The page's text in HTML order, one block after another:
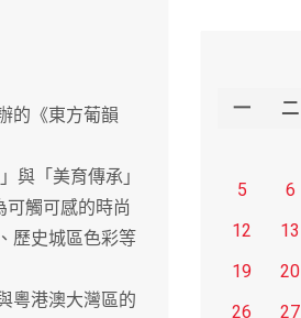
的《東方葡韻
「美育傳承」
觸可感的時尚
歷史城區色彩等
粵港澳大灣區的
一 二
5
6
12
13
19
20
26
27